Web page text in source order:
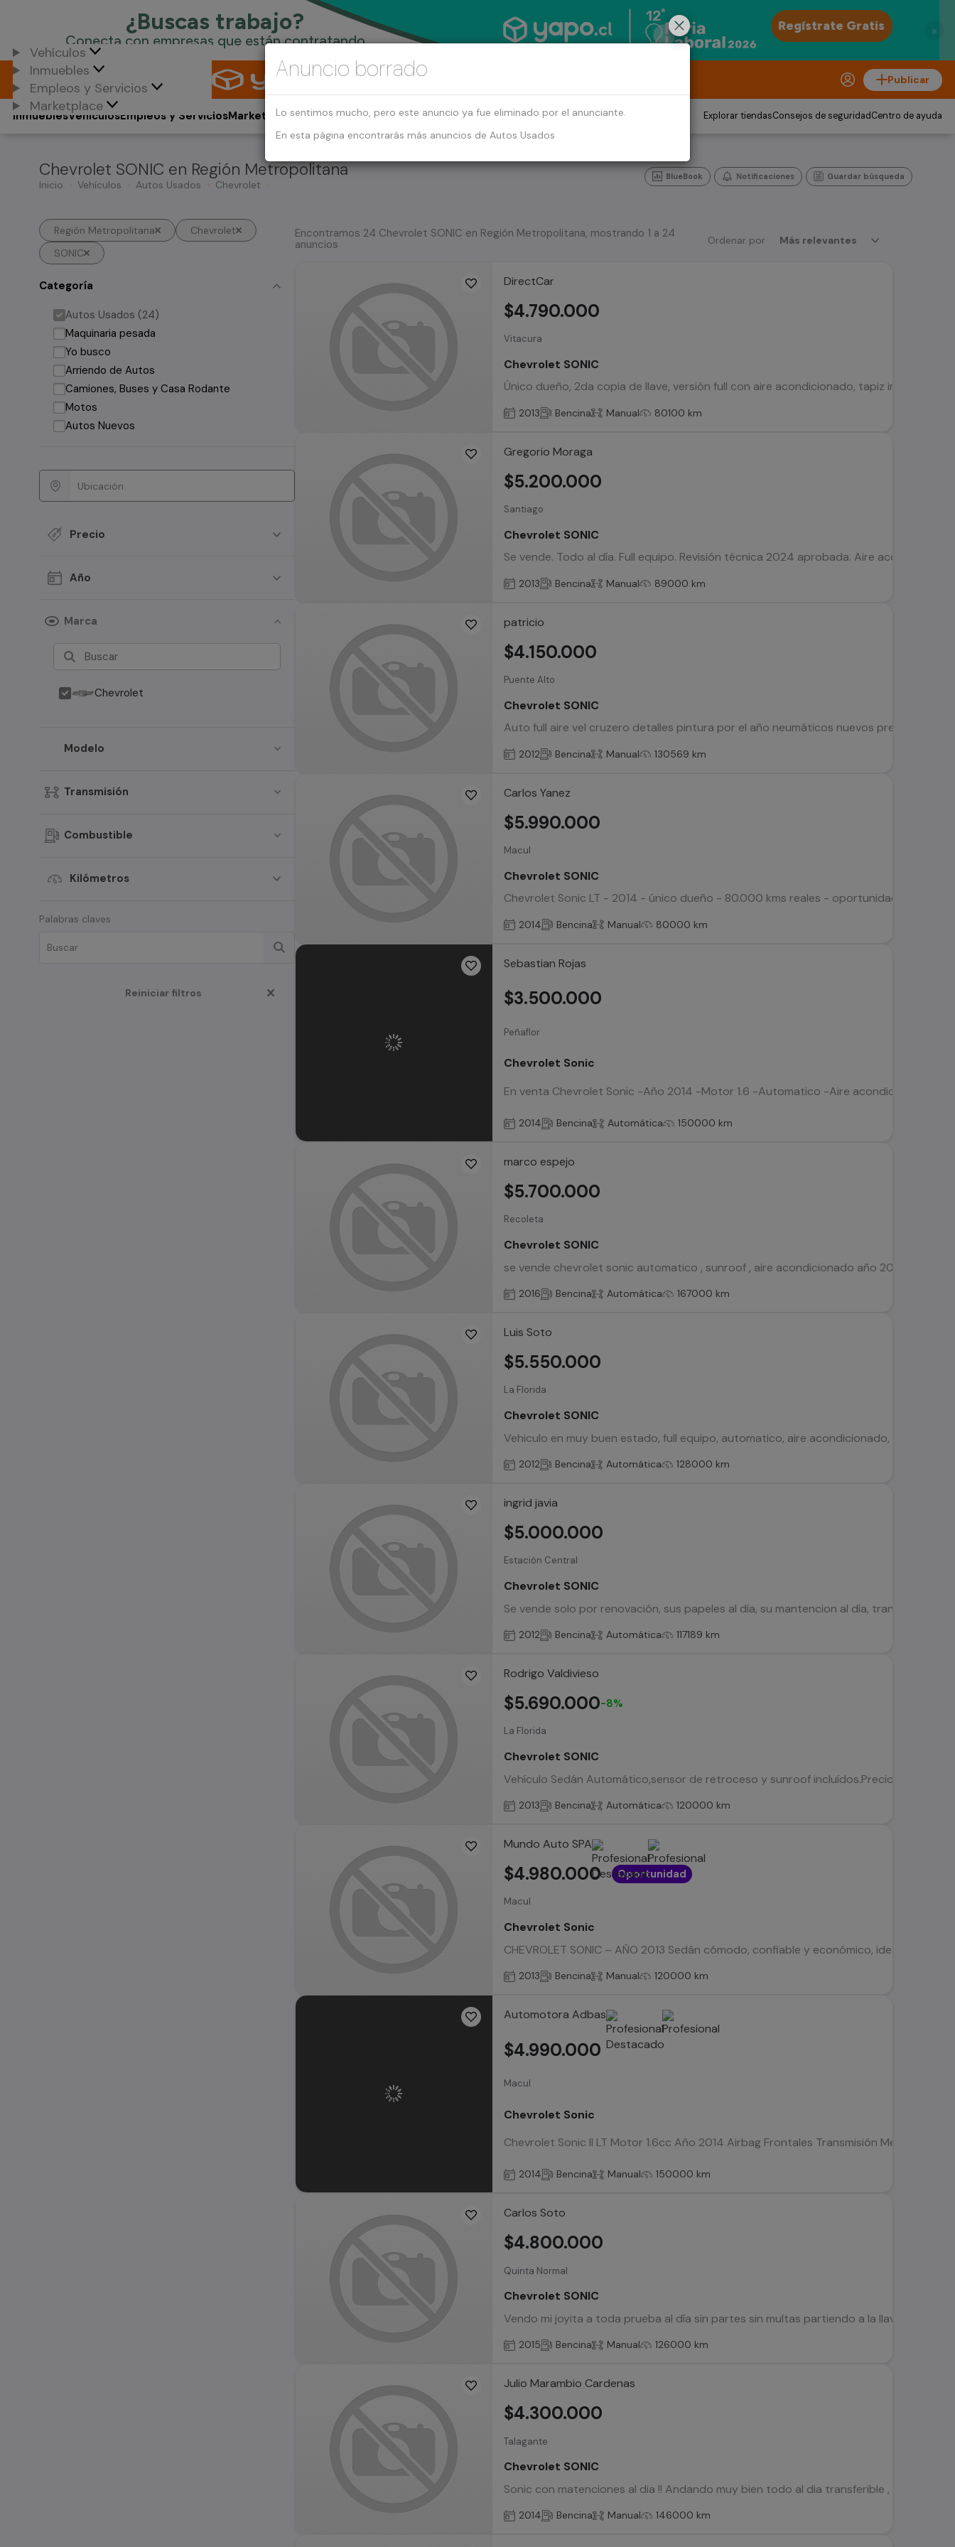
×
Vehículos
Inmuebles
Empleos y Servicios
Marketplace
Publicar
Vehículos
Inmuebles Empleos y ServiciosMarketplace Explorar tiendasConsejos de seguridadCentro de ayuda
Chevrolet SONIC en Región Metropolitana
Inicio Vehículos Autos Usados Chevrolet
BlueBook Notificaciones Guardar búsqueda
Región Metropolitana
Chevrolet
SONIC
Categoría
Autos Usados (24)
Maquinaria pesada
Yo busco
Arriendo de Autos
Camiones, Buses y Casa Rodante
Motos
Autos Nuevos
Precio
Año
Marca
Chevrolet
Modelo
Transmisión
Combustible
Kilómetros
Palabras claves
Reiniciar filtros
Ordenar por Más relevantes
Encontramos 24 Chevrolet SONIC en Región Metropolitana, mostrando 1 a 24
anuncios
DirectCar
Vitacura
Chevrolet SONIC
Único dueño, 2da copia de llave, versión full con aire acondicionado, tapiz
$4.790.000
2013 Bencina Manual 80100 km
Gregorio Moraga
Santiago
Chevrolet SONIC
Se vende. Todo al día. Full equipo. Revisión técnica 2024 aprobada. Aire
$5.200.000
2013 Bencina Manual 89000 km
patricio
Puente Alto
Chevrolet SONIC
Auto full aire vel cruzero detalles pintura por el año neumáticos nuevos precio
$4.150.000
2012 Bencina Manual 130569 km
Carlos Yanez
Macul
Chevrolet SONIC
Chevrolet Sonic LT - 2014 - único dueño - 80.000 kms reales - oportunidad !! -
$5.990.000
2014 Bencina Manual 80000 km
Sebastian Rojas
Peñaflor
Chevrolet Sonic
En venta Chevrolet Sonic -Año 2014 -Motor 1.6 -Automatico -Aire acondicionado -
$3.500.000
2014 Bencina Automática 150000 km
marco espejo
Recoleta
Chevrolet SONIC
se vende chevrolet sonic automatico , sunroof , aire acondicionado año 2016 ,
$5.700.000
2016 Bencina Automática 167000 km
Luis Soto
La Florida
Chevrolet SONIC
Vehiculo en muy buen estado, full equipo, automatico, aire acondicionado,
$5.550.000
2012 Bencina Automática 128000 km
ingrid javia
Estación Central
Chevrolet SONIC
Se vende solo por renovación, sus papeles al día, su mantencion al día, transferible
$5.000.000
2012 Bencina Automática 117189 km
Rodrigo Valdivieso
La Florida
Chevrolet SONIC
Vehículo Sedán Automático,sensor de retroceso y sunroof incluídos.Precio
$5.690.000-8%
2013 Bencina Automática 120000 km
Mundo Auto SPA
Macul
Chevrolet Sonic
CHEVROLET SONIC – AÑO 2013 Sedán cómodo, confiable y económico, ideal para
$4.980.000 Oportunidad
2013 Bencina Manual 120000 km
Automotora Adbas
Macul
Chevrolet Sonic
Chevrolet Sonic II LT Motor 1.6cc Año 2014 Airbag Frontales Transmisión Mecanica
$4.990.000
2014 Bencina Manual 150000 km
Carlos Soto
Quinta Normal
Chevrolet SONIC
Vendo mi joyita a toda prueba al día sin partes sin multas partiendo a la llave vendo
$4.800.000
2015 Bencina Manual 126000 km
Julio Marambio Cardenas
Talagante
Chevrolet SONIC
Sonic con matenciones al dia !! Andando muy bien todo al dia transferible , con aire
$4.300.000
2014 Bencina Manual 146000 km
Anuncio borrado
Lo sentimos mucho, pero este anuncio ya fue eliminado por el anunciante.
En esta página encontrarás más anuncios de Autos Usados